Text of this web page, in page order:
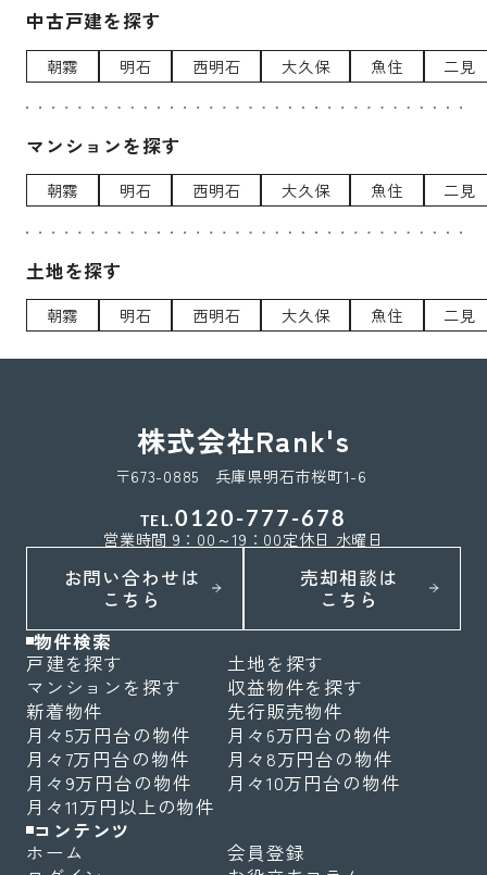
中古戸建を探す
朝霧 明石 西明石 大久保 魚住 二見
マンションを探す
朝霧 明石 西明石 大久保 魚住 二見
土地を探す
朝霧 明石 西明石 大久保 魚住 二見
株式会社Rank's
〒673-0885 兵庫県明石市桜町1-6
TEL.0120-777-678
営業時間 9：00～19：00定休日 水曜日
お問い合わせは
こちら
売却相談は
こちら
物件検索
戸建を探す
土地を探す
マンションを探す
収益物件を探す
新着物件
先行販売物件
月々5万円台の物件
月々6万円台の物件
月々7万円台の物件
月々8万円台の物件
月々9万円台の物件
月々10万円台の物件
月々11万円以上の物件
コンテンツ
ホーム
会員登録